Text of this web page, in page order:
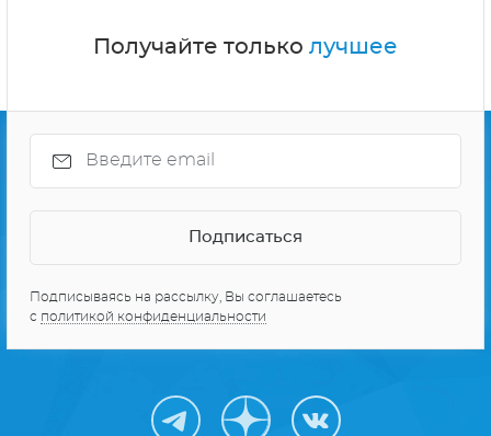
Получайте только лучшее
Подписываясь на рассылку, Вы соглашаетесь
с политикой конфиденциальности